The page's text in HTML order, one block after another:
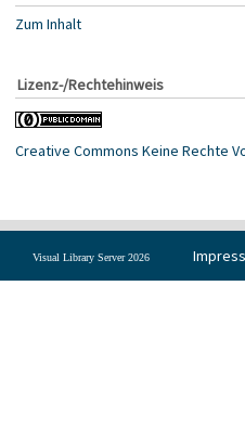
Zum Inhalt
Lizenz-/Rechtehinweis
Creative Commons Keine Rechte
Visual Library Server 2026